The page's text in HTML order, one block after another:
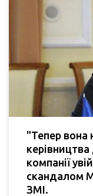
"Тепер вона
компанії
скандалом
ЗМІ.